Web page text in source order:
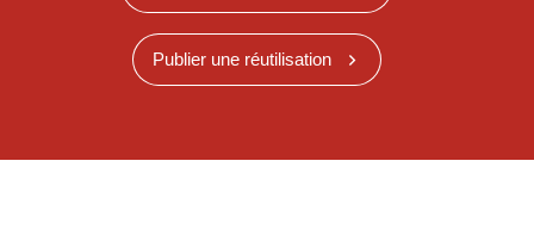
Publier une réutilisation